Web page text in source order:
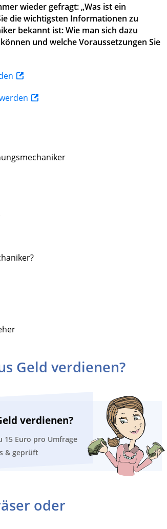
wieder gefragt: „Was ist ein
die wichtigsten Informationen zu
bekannt ist: Wie man sich dazu
und welche Voraussetzungen Sie
Geld verdienen?
verdienen?
15 Euro pro Umfrage
& geprüft
oder
Heimarbeit ohne PC: Die besten
Geld verdienen als Tagger für Netflix